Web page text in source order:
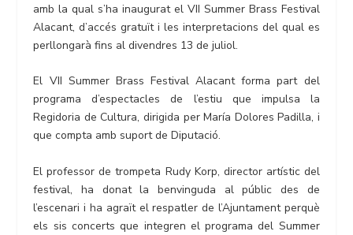
amb la qual s’ha inaugurat el VII Summer Brass Festival
Alacant, d’accés gratuït i les interpretacions del qual es
perllongarà fins al divendres 13 de juliol.
El VII Summer Brass Festival Alacant forma part del
programa d’espectacles de l’estiu que impulsa la
Regidoria de Cultura, dirigida per María Dolores Padilla, i
que compta amb suport de Diputació.
El professor de trompeta Rudy Korp, director artístic del
festival, ha donat la benvinguda al públic des de
l’escenari i ha agraït el respatler de l’Ajuntament perquè
els sis concerts que integren el programa del Summer